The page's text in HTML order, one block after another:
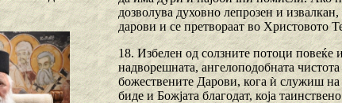
дозволува духовно лепрозен и
дарови и се претвораат во Христовото
18. Избелен од солзните потоци повеќе
надворешната, ангелоподобната
божествените Дарови, кога ѝ служиш на
биде и Божјата благодат, која